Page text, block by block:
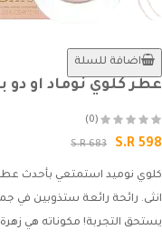
اضافة للسلة
عطر كلوي نوماد او دو
(0)
S.R 598
S.R 683
كلوي نوميد استمتعي بأحدث
انثى. رائحة رائعة ستذوبين في
يستحق التجربة! مكوناته هي